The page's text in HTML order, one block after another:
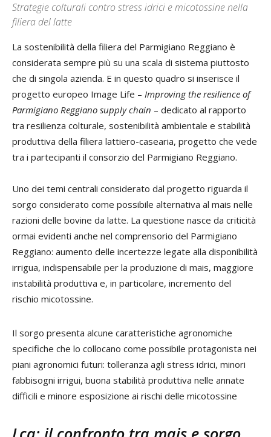
Strategie colturali contro stress idrici e micotossine nella
filiera del latte
La sostenibilità della filiera del Parmigiano Reggiano è
considerata sempre più su una scala di sistema piuttosto
che di singola azienda. E in questo quadro si inserisce il
progetto europeo Image Life – Improving the resilience of
Parmigiano Reggiano supply chain – dedicato al rapporto
tra resilienza colturale, sostenibilità ambientale e stabilità
produttiva della filiera lattiero-casearia, progetto che vede
tra i partecipanti il consorzio del Parmigiano Reggiano.
Uno dei temi centrali considerato dal progetto riguarda il
sorgo considerato come possibile alternativa al mais nelle
razioni delle bovine da latte. La questione nasce da criticità
ormai evidenti anche nel comprensorio del Parmigiano
Reggiano: aumento delle incertezze legate alla disponibilità
irrigua, indispensabile per la produzione di mais, maggiore
instabilità produttiva e, in particolare, incremento del
rischio micotossine.
Il sorgo presenta alcune caratteristiche agronomiche
specifiche che lo collocano come possibile protagonista nei
piani agronomici futuri: tolleranza agli stress idrici, minori
fabbisogni irrigui, buona stabilità produttiva nelle annate
difficili e minore esposizione ai rischi delle micotossine